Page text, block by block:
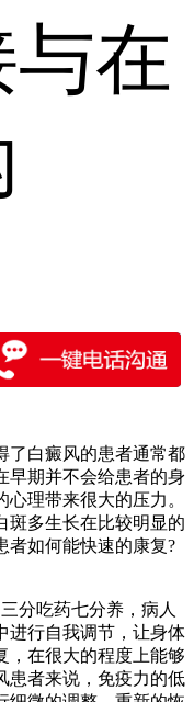
在
白癜风的患者通常都
早期并不会给患者的身
理带来很大的压力。
斑多生长在比较明显的
者如何能快速的康复?
分吃药七分养，病人
进行自我调节，让身体
，在很大的程度上能够
患者来说，免疫力的低